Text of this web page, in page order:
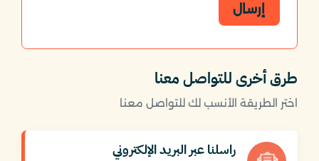
إرسال
طرق أخرى للتواصل معنا
اختر الطريقة الأنسب لك للتواصل معنا
راسلنا عبر البريد الإلكتروني